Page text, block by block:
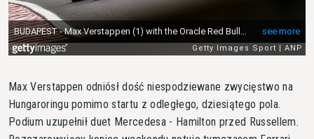
Max Verstappen odniósł dość niespodziewane zwycięstwo na
Hungaroringu pomimo startu z odległego, dziesiątego pola.
Podium uzupełnił duet Mercedesa - Hamilton przed Russellem.